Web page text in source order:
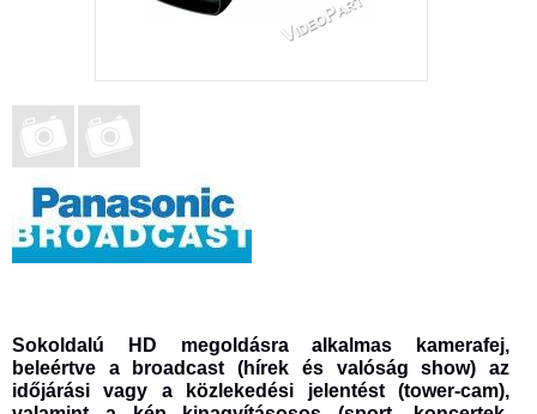
Sokoldalú HD megoldásra alkalmas kamerafej,
beleértve a broadcast (hírek és valóság show) az
időjárási vagy a közlekedési jelentést (tower-cam),